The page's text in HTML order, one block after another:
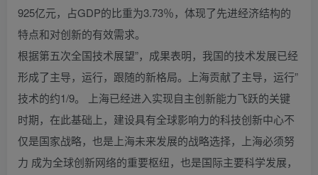
925亿元，占GDP的比重为3.73％，体现了先进经济结构的
特点和对创新的有效需求。
根据第五次全国技术展望”，成果表明，我国的技术发展已经
形成了主导，运行，跟随的新格局。上海贡献了主导，运行”
技术的约1/9。 上海已经进入实现自主创新能力飞跃的关键
时期，在此基础上，建设具有全球影响力的科技创新中心不
仅是国家战略，也是上海未来发展的战略选择，上海必须努
力 成为全球创新网络的重要枢纽，也是国际主要科学发展，